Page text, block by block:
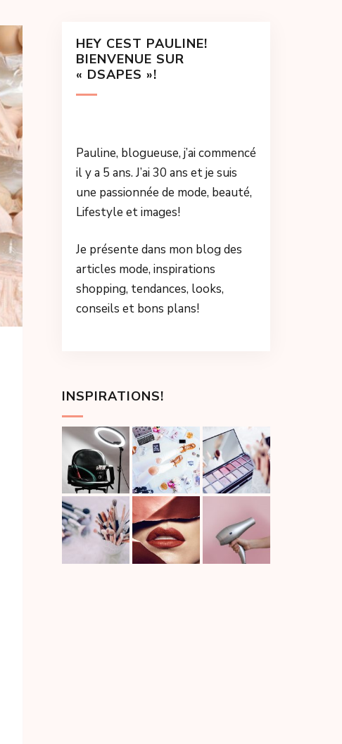
HEY CEST PAULINE!
BIENVENUE SUR
« DSAPES »!
Pauline, blogueuse, j’ai commencé
il y a 5 ans. J’ai 30 ans et je suis
une passionnée de mode, beauté,
Lifestyle et images!
Je présente dans mon blog des
articles mode, inspirations
shopping, tendances, looks,
conseils et bons plans!
INSPIRATIONS!